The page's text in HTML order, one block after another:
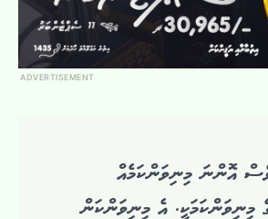
ADVERTISEMENT
އޮންނަ މިނިވަންކަމެއް
މިނިވަންކަމަކީ. އެ މިނިވަންކަން